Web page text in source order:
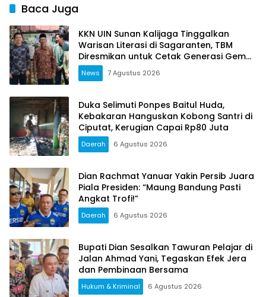
Baca Juga
KKN UIN Sunan Kalijaga Tinggalkan
Warisan Literasi di Sagaranten, TBM
Diresmikan untuk Cetak Generasi Gemar
Membaca
News 7 Agustus 2026
Duka Selimuti Ponpes Baitul Huda,
Kebakaran Hanguskan Kobong Santri di
Ciputat, Kerugian Capai Rp80 Juta
Daerah 6 Agustus 2026
Dian Rachmat Yanuar Yakin Persib Juara
Piala Presiden: “Maung Bandung Pasti
Angkat Trofi!”
Daerah 6 Agustus 2026
Bupati Dian Sesalkan Tawuran Pelajar di
Jalan Ahmad Yani, Tegaskan Efek Jera
dan Pembinaan Bersama
Hukum & Kriminal 6 Agustus 2026